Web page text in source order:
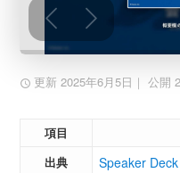
更新 2025年6月5日 ｜ 公開
項目
出典
Speaker Deck